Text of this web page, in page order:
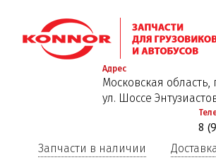
к
Адрес
Московская область,
ул. Шоссе
8
Запчасти в наличии